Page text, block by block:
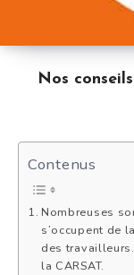
Nos
Contenus
Nombreuses
s’occupent de
des
la CARSAT.